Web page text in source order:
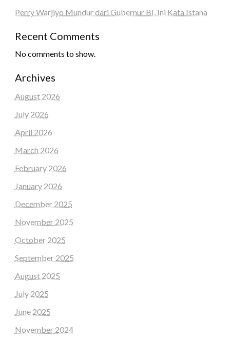
Perry Warjiyo Mundur dari Gubernur BI, Ini Kata Istana
Recent Comments
No comments to show.
Archives
August 2026
July 2026
April 2026
March 2026
February 2026
January 2026
December 2025
November 2025
October 2025
September 2025
August 2025
July 2025
June 2025
November 2024